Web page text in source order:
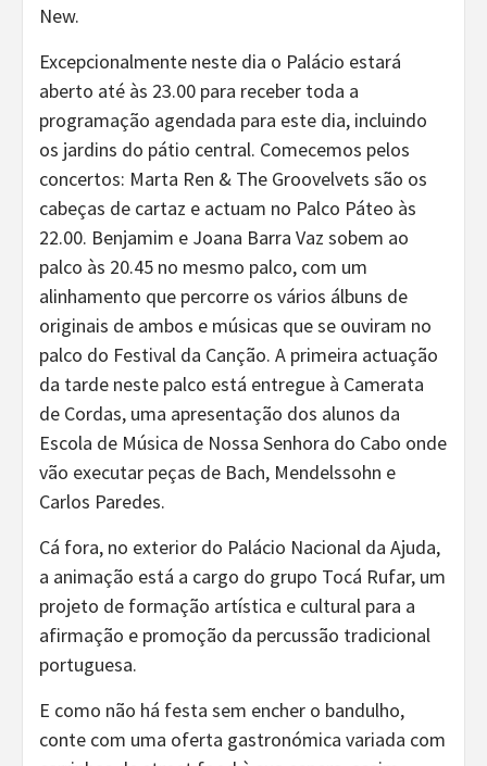
New.
Excepcionalmente neste dia o Palácio estará
aberto até às 23.00 para receber toda a
programação agendada para este dia, incluindo
os jardins do pátio central. Comecemos pelos
concertos: Marta Ren & The Groovelvets são os
cabeças de cartaz e actuam no Palco Páteo às
22.00. Benjamim e Joana Barra Vaz sobem ao
palco às 20.45 no mesmo palco, com um
alinhamento que percorre os vários álbuns de
originais de ambos e músicas que se ouviram no
palco do Festival da Canção. A primeira actuação
da tarde neste palco está entregue à Camerata
de Cordas, uma apresentação dos alunos da
Escola de Música de Nossa Senhora do Cabo onde
vão executar peças de Bach, Mendelssohn e
Carlos Paredes.
Cá fora, no exterior do Palácio Nacional da Ajuda,
a animação está a cargo do grupo Tocá Rufar, um
projeto de formação artística e cultural para a
afirmação e promoção da percussão tradicional
portuguesa.
E como não há festa sem encher o bandulho,
conte com uma oferta gastronómica variada com